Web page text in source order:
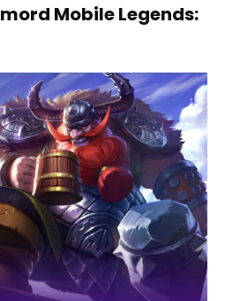
Mobile Legends: